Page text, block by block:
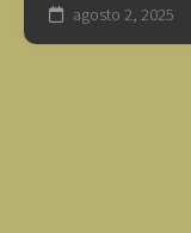
agosto 2, 2025